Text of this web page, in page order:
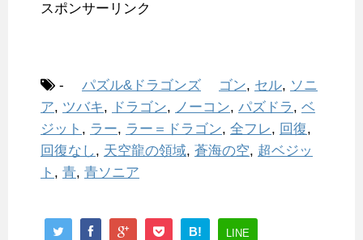
スポンサーリンク
- パズル&ドラゴンズ ゴン, セル, ソニ
ア, ツバキ, ドラゴン, ノーコン, パズドラ , ベ
ジット , ラー, ラー＝ドラゴン, 全フレ, 回復,
回復なし, 天空龍の領域, 蒼海の空, 超ベジッ
ト , 青, 青ソニア
B! LINE